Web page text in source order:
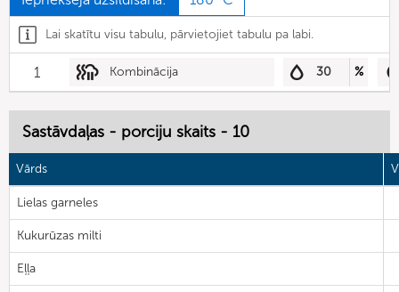
Lai skatītu visu tabulu, pārvietojiet tabulu pa labi.
1 Kombinācija 30 %
Sastāvdaļas - porciju skaits - 10
Vārds
Lielas garneles
Kukurūzas milti
Eļļa